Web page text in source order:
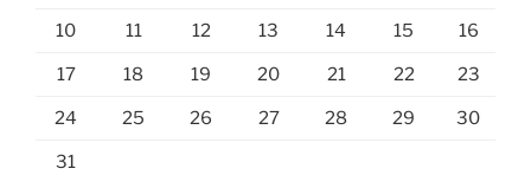
10 11 12 13 14 15 16
17 18 19 20 21 22 23
24 25 26 27 28 29 30
31